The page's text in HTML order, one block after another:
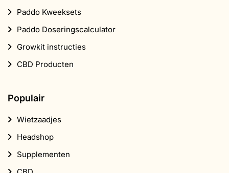
Paddo Kweeksets
Paddo Doseringscalculator
Growkit instructies
CBD Producten
Populair
Wietzaadjes
Headshop
Supplementen